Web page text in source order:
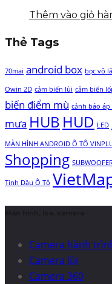
Thêm vào giỏ
Thẻ Tags
70mai android box bọc vô
Owin 2D cảm biến lùi cảm biến
biến điểm mù cảnh báo áp
mưa HUB HUD LED
MÀN HÌNH ANDROID Ô TÔ
Shopping
Tinh Dầu Ô Tô
Camera hành
Camera lùi
Camera 360